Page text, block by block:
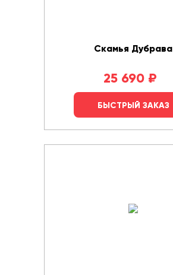
Скамья Дубрава
25 690 ₽
БЫСТРЫЙ ЗАКАЗ